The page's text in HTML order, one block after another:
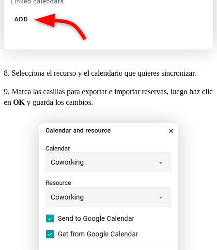
8. Selecciona el recurso y el calendario que quieres sincronizar.
9. Marca las casillas para exportar e importar reservas, luego haz clic
en OK y guarda los cambios.